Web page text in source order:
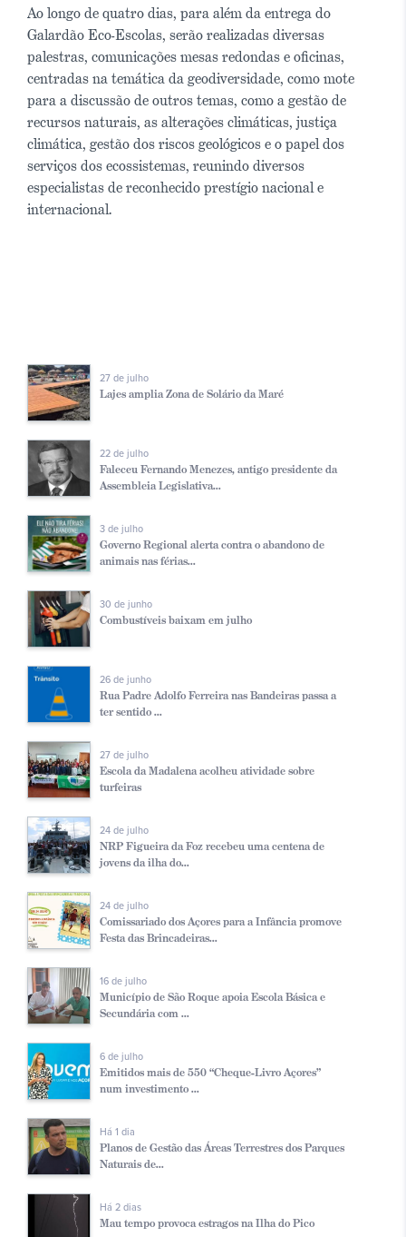
Ao longo de quatro dias, para além da entrega do
Galardão Eco-Escolas, serão realizadas diversas
palestras, comunicações mesas redondas e oficinas,
centradas na temática da geodiversidade, como mote
para a discussão de outros temas, como a gestão de
recursos naturais, as alterações climáticas, justiça
climática, gestão dos riscos geológicos e o papel dos
serviços dos ecossistemas, reunindo diversos
especialistas de reconhecido prestígio nacional e
internacional.
27 de julho
Lajes amplia Zona de Solário da Maré
22 de julho
Faleceu Fernando Menezes, antigo presidente da
Assembleia Legislativa...
3 de julho
Governo Regional alerta contra o abandono de
animais nas férias...
30 de junho
Combustíveis baixam em julho
26 de junho
Rua Padre Adolfo Ferreira nas Bandeiras passa a
ter sentido ...
27 de julho
Escola da Madalena acolheu atividade sobre
turfeiras
24 de julho
NRP Figueira da Foz recebeu uma centena de
jovens da ilha do...
24 de julho
Comissariado dos Açores para a Infância promove
Festa das Brincadeiras...
16 de julho
Município de São Roque apoia Escola Básica e
Secundária com ...
6 de julho
Emitidos mais de 550 “Cheque-Livro Açores”
num investimento ...
Há 1 dia
Planos de Gestão das Áreas Terrestres dos Parques
Naturais de...
Há 2 dias
Mau tempo provoca estragos na Ilha do Pico